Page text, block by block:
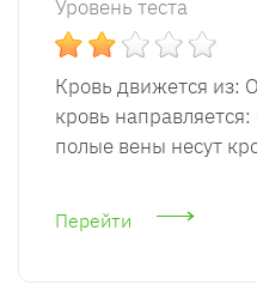
Уровень теста
Кровь движется из:
кровь
полые вены несут
Перейти